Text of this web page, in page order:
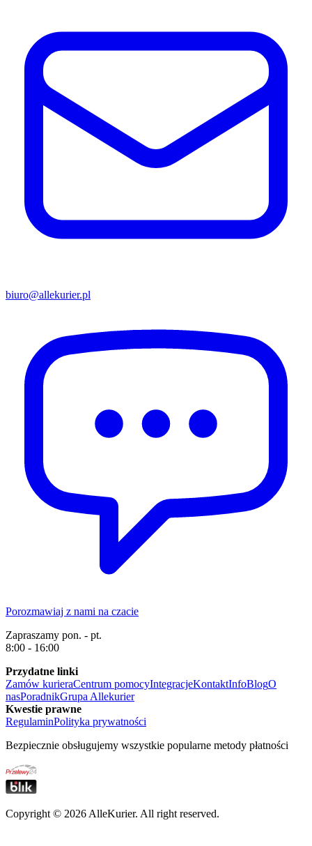
biuro@allekurier.pl
Porozmawiaj z nami na czacie
Zapraszamy pon. - pt.
8:00 - 16:00
Przydatne linki
Zamów kurieraCentrum pomocyIntegracjeKontaktInfoBlogO
nasPoradnikGrupa Allekurier
Kwestie prawne
RegulaminPolityka prywatności
Bezpiecznie obsługujemy wszystkie popularne metody płatności
Copyright © 2026 AlleKurier. All right reserved.